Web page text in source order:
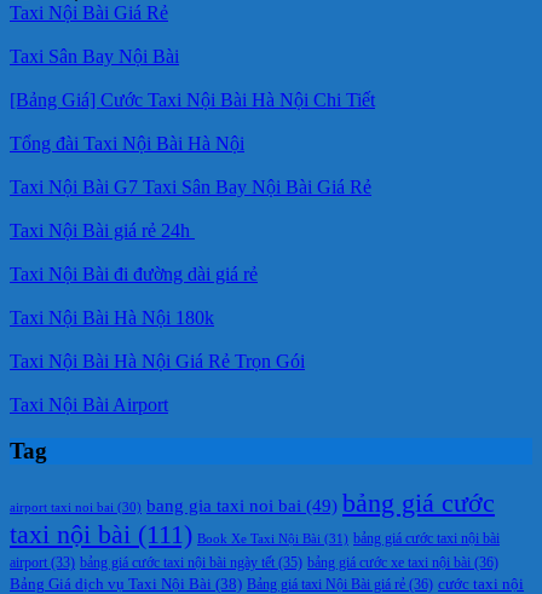
Taxi Nội Bài Giá Rẻ
Taxi Sân Bay Nội Bài
[Bảng Giá] Cước Taxi Nội Bài Hà Nội Chi Tiết
Tổng đài Taxi Nội Bài Hà Nội
Taxi Nội Bài G7 Taxi Sân Bay Nội Bài Giá Rẻ
Taxi Nội Bài giá rẻ 24h
Taxi Nội Bài đi đường dài giá rẻ
Taxi Nội Bài Hà Nội 180k
Taxi Nội Bài Hà Nội Giá Rẻ Trọn Gói
Taxi Nội Bài Airport
Tag
airport taxi noi bai (30) bang gia taxi noi bai (49) bảng giá cước
taxi nội bài (111) Book Xe Taxi Nội Bài (31) bảng giá cước taxi nội bài
airport (33) bảng giá cước taxi nội bài ngày tết (35) bảng giá cước xe taxi nội bài (36)
Bảng Giá dịch vụ Taxi Nội Bài (38) Bảng giá taxi Nội Bài giá rẻ (36) cước taxi nội